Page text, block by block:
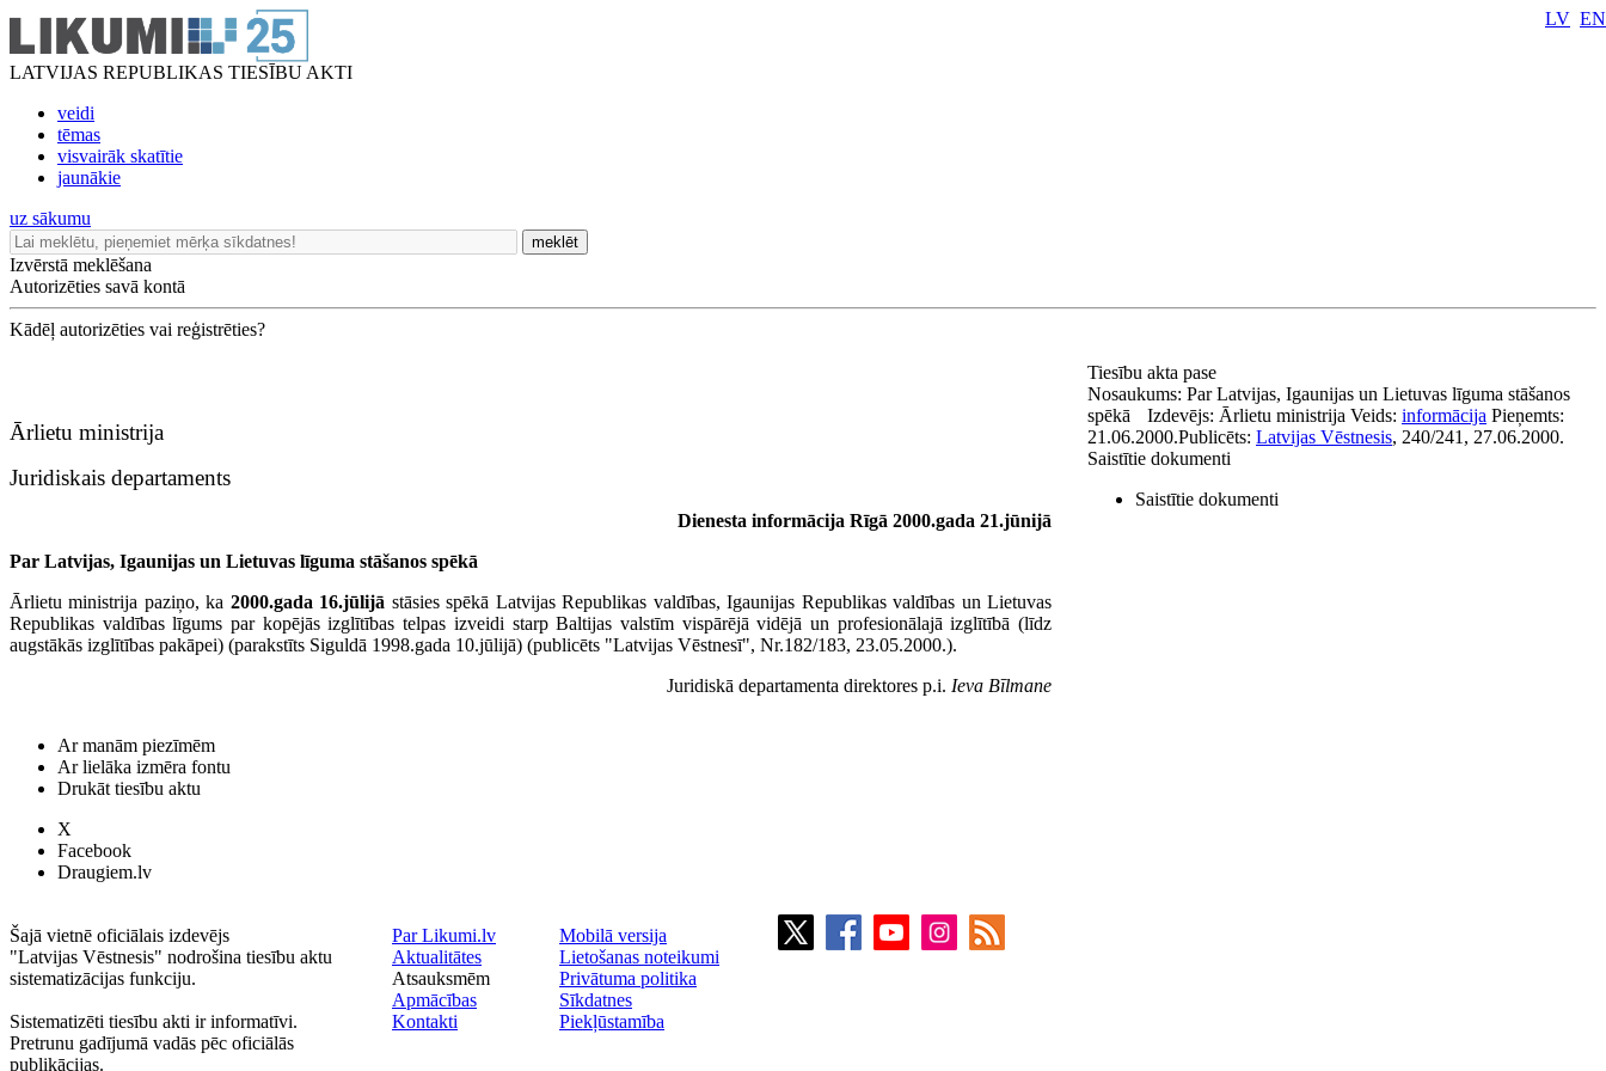
LATVIJAS REPUBLIKAS TIESĪBU AKTI
veidi
tēmas
visvairāk skatītie
jaunākie
LV EN
uz sākumu
meklēt
Izvērstā meklēšana
Autorizēties savā kontā
Kādēļ autorizēties vai reģistrēties?
Ārlietu ministrija
Juridiskais departaments
Dienesta informācija Rīgā 2000.gada 21.jūnijā
Par Latvijas, Igaunijas un Lietuvas līguma stāšanos spēkā
Ārlietu ministrija paziņo, ka 2000.gada 16.jūlijā stāsies spēkā Latvijas Republikas valdības, Igaunijas Republikas valdības un Lietuvas
Republikas valdības līgums par kopējās izglītības telpas izveidi starp Baltijas valstīm vispārējā vidējā un profesionālajā izglītībā (līdz
augstākās izglītības pakāpei) (parakstīts Siguldā 1998.gada 10.jūlijā) (publicēts "Latvijas Vēstnesī", Nr.182/183, 23.05.2000.).
Juridiskā departamenta direktores p.i. Ieva Bīlmane
Tiesību akta pase
Nosaukums: Par Latvijas, Igaunijas un Lietuvas līguma stāšanos
spēkā
Izdevējs: Ārlietu ministrija Veids: informācija Pieņemts:
21.06.2000.Publicēts: Latvijas Vēstnesis, 240/241, 27.06.2000.
Saistītie dokumenti
Saistītie dokumenti
Ar manām piezīmēm
Ar lielāka izmēra fontu
Drukāt tiesību aktu
X
Facebook
Draugiem.lv
Šajā vietnē oficiālais izdevējs
"Latvijas Vēstnesis" nodrošina tiesību aktu
sistematizācijas funkciju.
Sistematizēti tiesību akti ir informatīvi.
Pretrunu gadījumā vadās pēc oficiālās
publikācijas.
Par Likumi.lv
Aktualitātes
Atsauksmēm
Apmācības
Kontakti
Mobilā versija
Lietošanas noteikumi
Privātuma politika
Sīkdatnes
Piekļūstamība